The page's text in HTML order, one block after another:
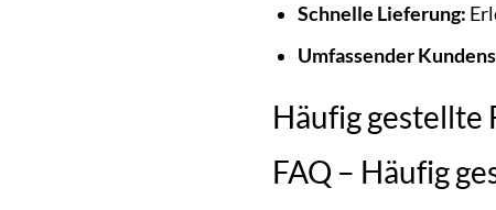
Schnelle Lieferung:
Umfassender
Häufig gestellte
FAQ – Häufig